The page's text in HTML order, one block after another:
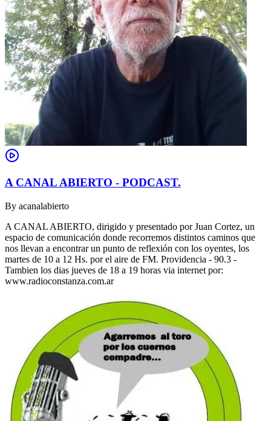
A CANAL ABIERTO - PODCAST.
By acanalabierto
A CANAL ABIERTO, dirigido y presentado por Juan Cortez, un
espacio de comunicación donde recorremos distintos caminos que
nos llevan a encontrar un punto de reflexión con los oyentes, los
martes de 10 a 12 Hs. por el aire de FM. Providencia - 90.3 -
Tambien los dias jueves de 18 a 19 horas via internet por:
www.radioconstanza.com.ar